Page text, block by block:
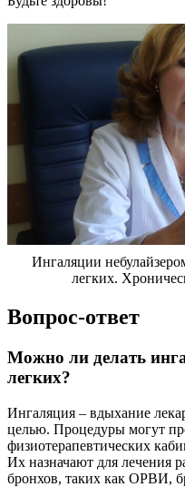
Ингаляции
легких.
Вопрос-ответ
Можно ли делать
легких?
Ингаляция – вдыхание
целью. Процедуры могут
физиотерапевтических
Их назначают для лечения
бронхов, таких как ОРВИ,